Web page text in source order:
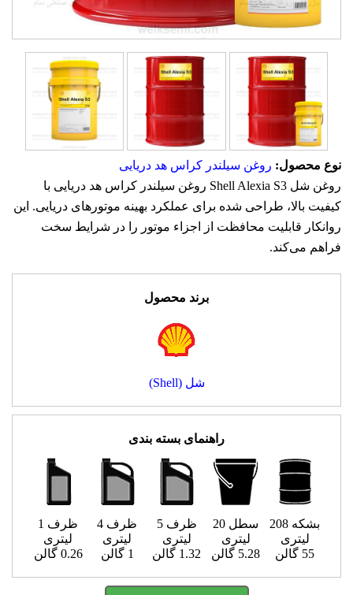
نوع محصول: روغن سیلندر کراس هد دریایی
روغن شل Shell Alexia S3 روغن سیلندر کراس هد دریایی با
کیفیت بالا، طراحی شده برای عملکرد بهینه موتورهای دریایی. این
روانکار قابلیت محافظت از اجزاء موتور را در شرایط سخت
فراهم می‌کند.
برند محصول
شل (Shell)
راهنمای بسته بندی
بشکه 208
لیتری
55 گالن
سطل 20
لیتری
5.28 گالن
ظرف 5
لیتری
1.32 گالن
ظرف 4
لیتری
1 گالن
ظرف 1
لیتری
0.26 گالن